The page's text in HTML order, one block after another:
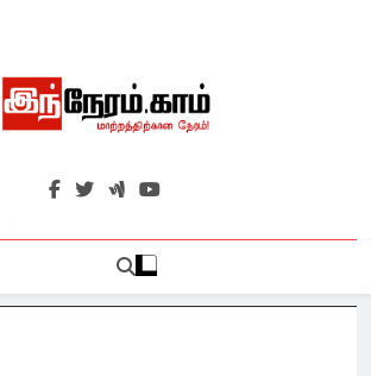
இந்நேரம்.காம்
செய்திகளுக்கு அப்பால்…